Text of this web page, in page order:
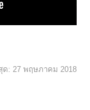
ด: 27 พฤษภาคม 2018